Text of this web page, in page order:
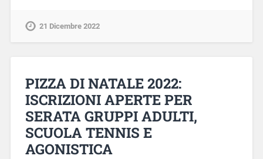
21 Dicembre 2022
PIZZA DI NATALE 2022:
ISCRIZIONI APERTE PER
SERATA GRUPPI ADULTI,
SCUOLA TENNIS E
AGONISTICA